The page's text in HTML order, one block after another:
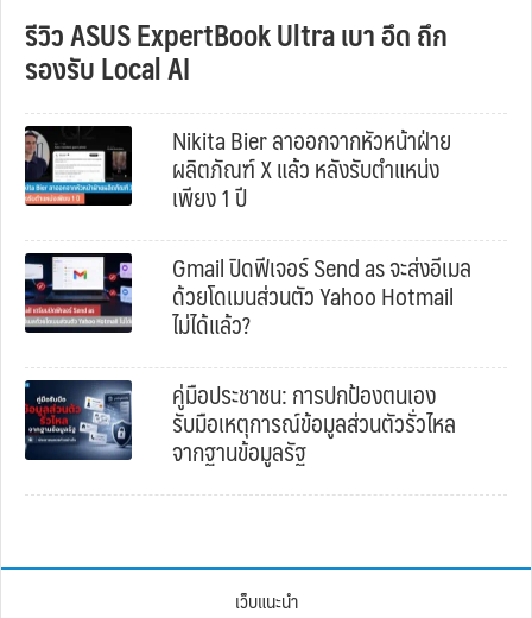
รีวิว ASUS ExpertBook Ultra เบา อึด ถึก
รองรับ Local AI
Nikita Bier ลาออกจากหัวหน้าฝ่าย
ผลิตภัณฑ์ X แล้ว หลังรับตำแหน่ง
เพียง 1 ปี
Gmail ปิดฟีเจอร์ Send as จะส่งอีเมล
ด้วยโดเมนส่วนตัว Yahoo Hotmail
ไม่ได้แล้ว?
คู่มือประชาชน: การปกป้องตนเอง
รับมือเหตุการณ์ข้อมูลส่วนตัวรั่วไหล
จากฐานข้อมูลรัฐ
เว็บแนะนำ